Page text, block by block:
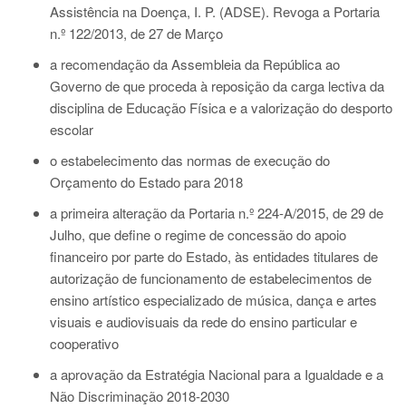
Assistência na Doença, I. P. (ADSE). Revoga a Portaria
n.º 122/2013, de 27 de Março
a recomendação da Assembleia da República ao
Governo de que proceda à reposição da carga lectiva da
disciplina de Educação Física e a valorização do desporto
escolar
o estabelecimento das normas de execução do
Orçamento do Estado para 2018
a primeira alteração da Portaria n.º 224-A/2015, de 29 de
Julho, que define o regime de concessão do apoio
financeiro por parte do Estado, às entidades titulares de
autorização de funcionamento de estabelecimentos de
ensino artístico especializado de música, dança e artes
visuais e audiovisuais da rede do ensino particular e
cooperativo
a aprovação da Estratégia Nacional para a Igualdade e a
Não Discriminação 2018-2030